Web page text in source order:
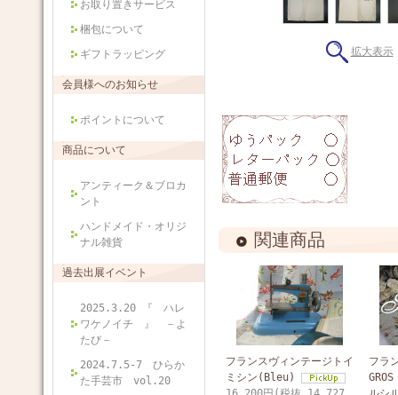
お取り置きサービス
梱包について
ギフトラッピング
会員様へのお知らせ
ポイントについて
商品について
アンティーク＆ブロカ
ント
ハンドメイド・オリジ
ナル雑貨
過去出展イベント
2025.3.20 『 ハレ
ワケノイチ 』 －よ
たび－
2024.7.5-7 ひらか
た手芸市 vol.20
拡大表示
関連商品
フランスヴィンテージトイ
ミシン(Bleu)
フラ